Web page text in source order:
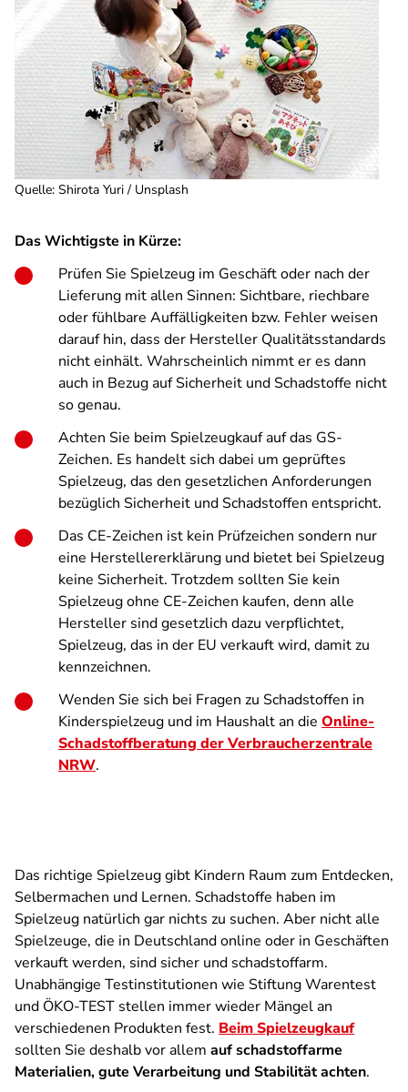
Quelle: Shirota Yuri / Unsplash
Das Wichtigste in Kürze:
Prüfen Sie Spielzeug im Geschäft oder nach der
Lieferung mit allen Sinnen: Sichtbare, riechbare
oder fühlbare Auffälligkeiten bzw. Fehler weisen
darauf hin, dass der Hersteller Qualitätsstandards
nicht einhält. Wahrscheinlich nimmt er es dann
auch in Bezug auf Sicherheit und Schadstoffe nicht
so genau.
Achten Sie beim Spielzeugkauf auf das GS-
Zeichen. Es handelt sich dabei um geprüftes
Spielzeug, das den gesetzlichen Anforderungen
bezüglich Sicherheit und Schadstoffen entspricht.
Das CE-Zeichen ist kein Prüfzeichen sondern nur
eine Herstellererklärung und bietet bei Spielzeug
keine Sicherheit. Trotzdem sollten Sie kein
Spielzeug ohne CE-Zeichen kaufen, denn alle
Hersteller sind gesetzlich dazu verpflichtet,
Spielzeug, das in der EU verkauft wird, damit zu
kennzeichnen.
Wenden Sie sich bei Fragen zu Schadstoffen in
Kinderspielzeug und im Haushalt an die Online-
Schadstoffberatung der Verbraucherzentrale
NRW.
Das richtige Spielzeug gibt Kindern Raum zum Entdecken,
Selbermachen und Lernen. Schadstoffe haben im
Spielzeug natürlich gar nichts zu suchen. Aber nicht alle
Spielzeuge, die in Deutschland online oder in Geschäften
verkauft werden, sind sicher und schadstoffarm.
Unabhängige Testinstitutionen wie Stiftung Warentest
und ÖKO-TEST stellen immer wieder Mängel an
verschiedenen Produkten fest. Beim Spielzeugkauf
sollten Sie deshalb vor allem auf schadstoffarme
Materialien, gute Verarbeitung und Stabilität achten.